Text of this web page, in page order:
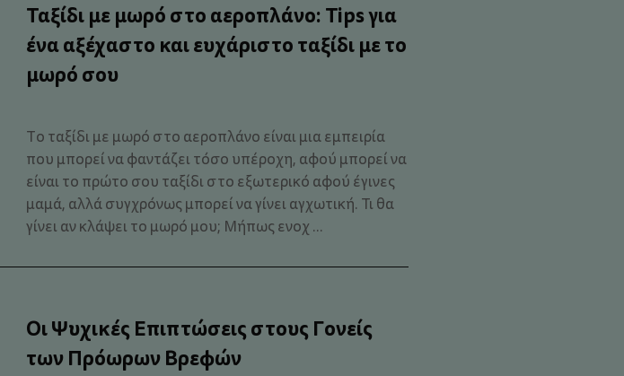
Ταξίδι με μωρό στο αεροπλάνο: Tips για
ένα αξέχαστο και ευχάριστο ταξίδι με το
μωρό σου
Το ταξίδι με μωρό στο αεροπλάνο είναι μια εμπειρία
που μπορεί να φαντάζει τόσο υπέροχη, αφού μπορεί να
είναι το πρώτο σου ταξίδι στο εξωτερικό αφού έγινες
μαμά, αλλά συγχρόνως μπορεί να γίνει αγχωτική. Τι θα
γίνει αν κλάψει το μωρό μου; Μήπως ενοχ ...
Οι Ψυχικές Επιπτώσεις στους Γονείς
των Πρόωρων Βρεφών